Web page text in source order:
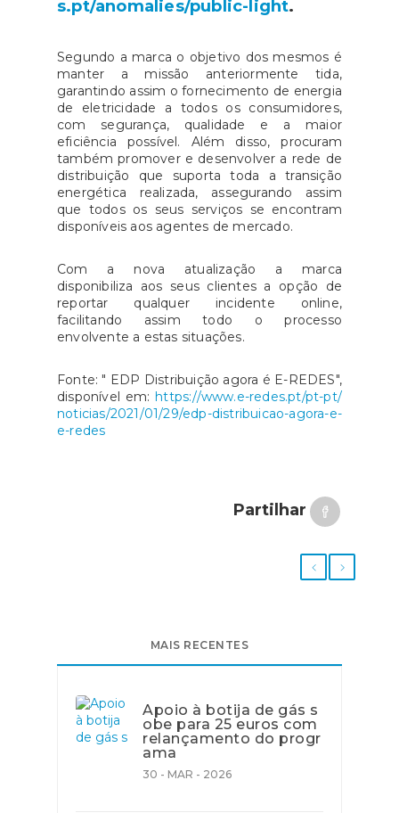
s.pt/anomalies/public-light.
Segundo a marca o objetivo dos mesmos é
manter a missão anteriormente tida,
garantindo assim o fornecimento de energia
de eletricidade a todos os consumidores,
com segurança, qualidade e a maior
eficiência possível. Além disso, procuram
também promover e desenvolver a rede de
distribuição que suporta toda a transição
energética realizada, assegurando assim
que todos os seus serviços se encontram
disponíveis aos agentes de mercado.
Com a nova atualização a marca
disponibiliza aos seus clientes a opção de
reportar qualquer incidente online,
facilitando assim todo o processo
envolvente a estas situações.
Fonte: " EDP Distribuição agora é E-REDES",
disponível em: https://www.e-redes.pt/pt-pt/
noticias/2021/01/29/edp-distribuicao-agora-e-
e-redes
Partilhar
MAIS RECENTES
Apoio à botija de gás s
obe para 25 euros com
relançamento do progr
ama
30 - MAR - 2026